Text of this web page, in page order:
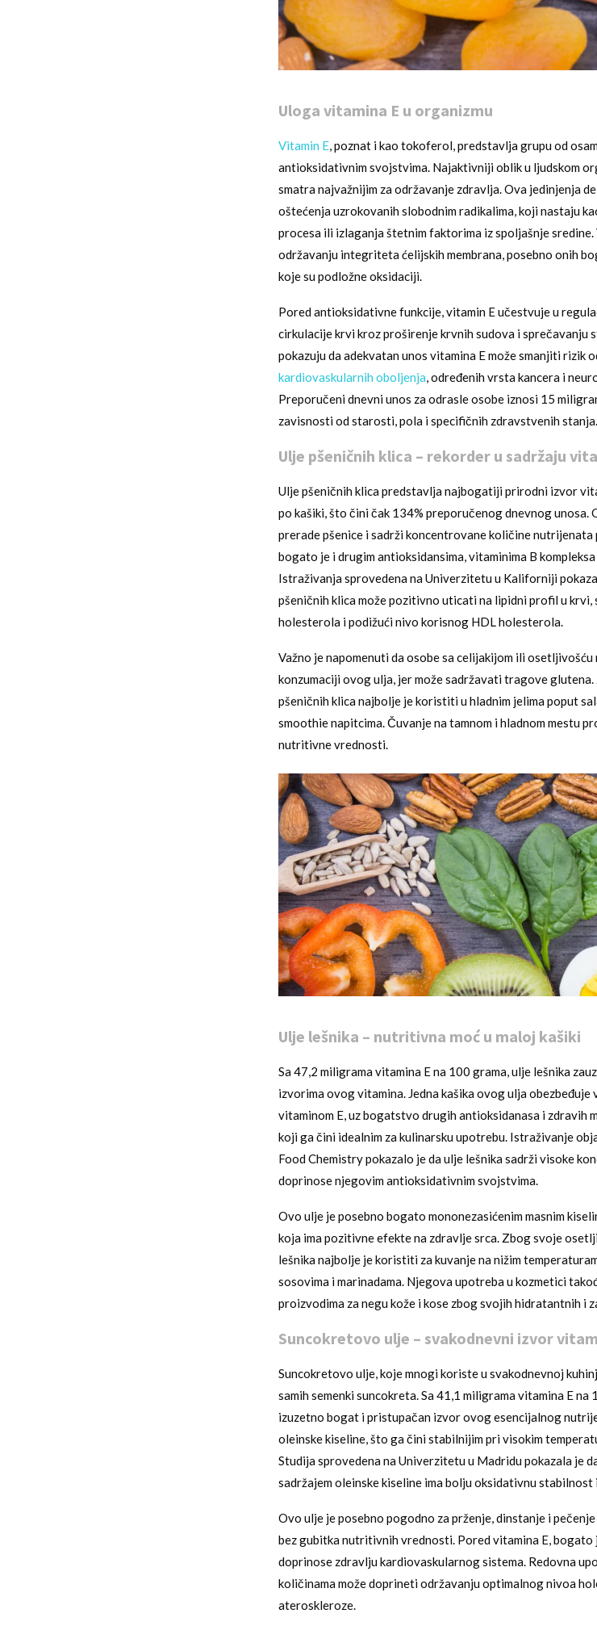
Uloga vitamina E u organizmu
Vitamin E, poznat i kao tokoferol, predstavlja grupu od
antioksidativnim svojstvima. Najaktivniji oblik u ljudskom
smatra najvažnijim za održavanje zdravlja. Ova jedinjenja
oštećenja uzrokovanih slobodnim radikalima, koji nastaju
procesa ili izlaganja štetnim faktorima iz spoljašnje sredine.
održavanju integriteta ćelijskih membrana, posebno onih
koje su podložne oksidaciji.
Pored antioksidativne funkcije, vitamin E učestvuje u
cirkulacije krvi kroz proširenje krvnih sudova i sprečavanju
pokazuju da adekvatan unos vitamina E može smanjiti rizik
kardiovaskularnih oboljenja, određenih vrsta kancera i
Preporučeni dnevni unos za odrasle osobe iznosi 15
zavisnosti od starosti, pola i specifičnih zdravstvenih stanja.
Ulje pšeničnih klica – rekorder u sadržaju
Ulje pšeničnih klica predstavlja najbogatiji prirodni izvor
po kašiki, što čini čak 134% preporučenog dnevnog unosa.
prerade pšenice i sadrži koncentrovane količine nutrijenata
bogato je i drugim antioksidansima, vitaminima B
Istraživanja sprovedena na Univerzitetu u Kaliforniji
pšeničnih klica može pozitivno uticati na lipidni profil u
holesterola i podižući nivo korisnog HDL holesterola.
Važno je napomenuti da osobe sa celijakijom ili
konzumaciji ovog ulja, jer može sadržavati tragove
pšeničnih klica najbolje je koristiti u hladnim jelima poput
smoothie napitcima. Čuvanje na tamnom i hladnom mestu
nutritivne vrednosti.
Ulje lešnika – nutritivna moć u maloj kašiki
Sa 47,2 miligrama vitamina E na 100 grama, ulje lešnika
izvorima ovog vitamina. Jedna kašika ovog ulja obezbeđuje
vitaminom E, uz bogatstvo drugih antioksidanasa i zdravih
koji ga čini idealnim za kulinarsku upotrebu. Istraživanje
Food Chemistry pokazalo je da ulje lešnika sadrži visoke
doprinose njegovim antioksidativnim svojstvima.
Ovo ulje je posebno bogato mononezasićenim masnim
koja ima pozitivne efekte na zdravlje srca. Zbog svoje
lešnika najbolje je koristiti za kuvanje na nižim
sosovima i marinadama. Njegova upotreba u kozmetici
proizvodima za negu kože i kose zbog svojih hidratantnih i
Suncokretovo ulje – svakodnevni izvor
Suncokretovo ulje, koje mnogi koriste u svakodnevnoj
samih semenki suncokreta. Sa 41,1 miligrama vitamina E
izuzetno bogat i pristupačan izvor ovog esencijalnog
oleinske kiseline, što ga čini stabilnijim pri visokim
Studija sprovedena na Univerzitetu u Madridu pokazala je
sadržajem oleinske kiseline ima bolju oksidativnu
Ovo ulje je posebno pogodno za prženje, dinstanje i
bez gubitka nutritivnih vrednosti. Pored vitamina E,
doprinose zdravlju kardiovaskularnog sistema. Redovna
količinama može doprineti održavanju optimalnog nivoa
ateroskleroze.